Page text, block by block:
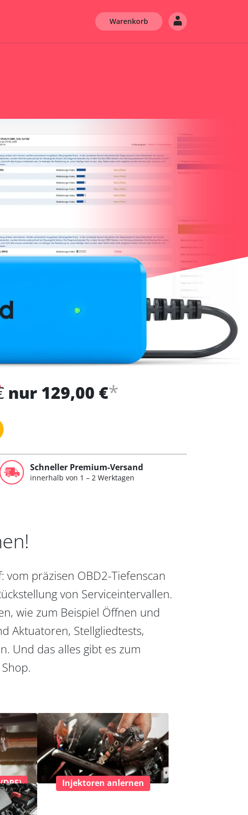
Warenkorb
nur 129,00 €*
Schneller Premium-Versand
innerhalb von 1 – 2 Werktagen
präzisen OBD2-Tiefenscan
von Serviceintervallen.
wie zum Beispiel Öffnen und
Aktuatoren, Stellgliedtests,
Und das alles gibt es zum
Injektoren anlernen